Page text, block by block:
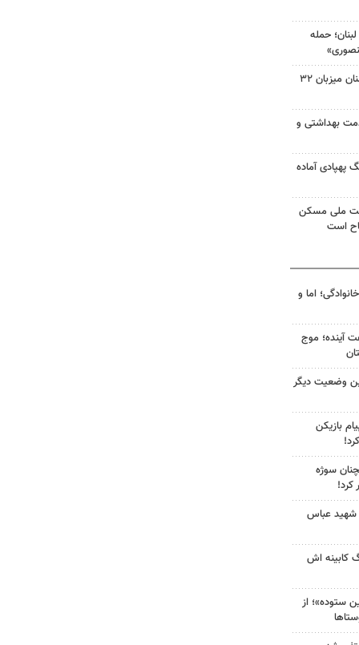
حمله
۲۷۹ پایگاه تابستانی استان سمنان میزبان ۳۲
و ۴۲۶ هزار خدمت بهداشتی و
پهپادی آماده
ملی مسکن
اما و
کشور در ۷۲ ساعت آینده؛ موج
وضعیت دیگر
بازیکن
سوژه
کرد!
شهید عباس
کابینه اش
ستوده»؛ از